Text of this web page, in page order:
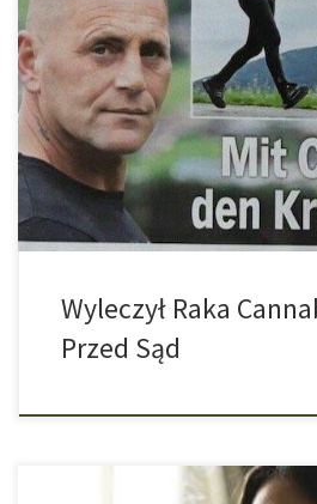
Co byś zrobił? Właśnie jesteś u lekarza
diagnozę: rak prostaty. Lekarz mówi,
zaawansowanym stadium i nie może
zostało ci tylko kilka miesięcy życia.
chemioterapia, jest tak agresywna, że
zrobić ze swojego życia […]
Wyleczył Raka
Przed Sąd